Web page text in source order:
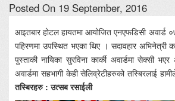
Posted On 19 September, 2016
आइतबार होटल हायतमा आयोजित एनएफडिसी अवार्ड
पहिरणमा उपस्थित भएका थिए । सदावहार अभिनेत्री
पुस्ताकी नायिका सुरविना कार्की अवार्डमा सेक्सी
अवार्डमा सहभागी केही सेलिव्रेटीहरुको तस्बिरलाई
तस्बिरहरु : उत्सब रसाईली